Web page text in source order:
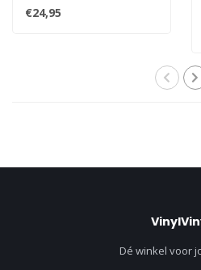
O..
€24,95
Dé winkel voor